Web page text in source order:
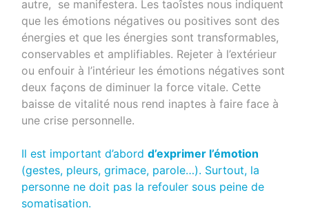
autre, se manifestera. Les taoîstes nous indiquent
que les émotions négatives ou positives sont des
énergies et que les énergies sont transformables,
conservables et amplifiables. Rejeter à l’extérieur
ou enfouir à l’intérieur les émotions négatives sont
deux façons de diminuer la force vitale. Cette
baisse de vitalité nous rend inaptes à faire face à
une crise personnelle.
Il est important d’abordd’exprimer l’émotion
(gestes, pleurs, grimace, parole…). Surtout, la
personne ne doit pas la refouler sous peine de
somatisation.